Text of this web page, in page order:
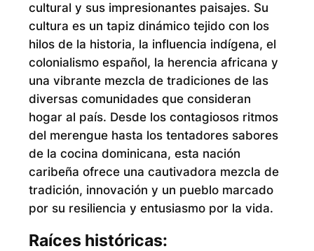
cultural y sus impresionantes paisajes. Su
cultura es un tapiz dinámico tejido con los
hilos de la historia, la influencia indígena, el
colonialismo español, la herencia africana y
una vibrante mezcla de tradiciones de las
diversas comunidades que consideran
hogar al país. Desde los contagiosos ritmos
del merengue hasta los tentadores sabores
de la cocina dominicana, esta nación
caribeña ofrece una cautivadora mezcla de
tradición, innovación y un pueblo marcado
por su resiliencia y entusiasmo por la vida.
Raíces históricas: